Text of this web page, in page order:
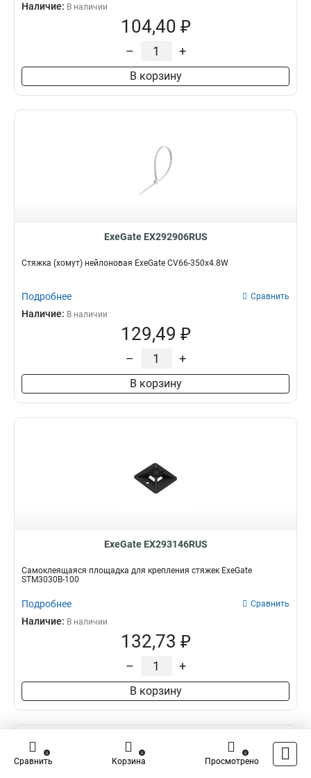
Наличие: В наличии
104,40 ₽
– +
В корзину
ExeGate EX292906RUS
Стяжка (хомут) нейлоновая ExeGate CV66-350x4.8W
Подробнее Сравнить
Наличие: В наличии
129,49 ₽
– +
В корзину
ExeGate EX293146RUS
Самоклеящаяся площадка для крепления стяжек ExeGate
STM3030B-100
Подробнее Сравнить
Наличие: В наличии
132,73 ₽
– +
В корзину
Сравнить
0
Корзина
0
Просмотрено
0